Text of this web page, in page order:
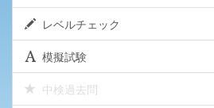
レベルチェック
模擬試験
中検過去問